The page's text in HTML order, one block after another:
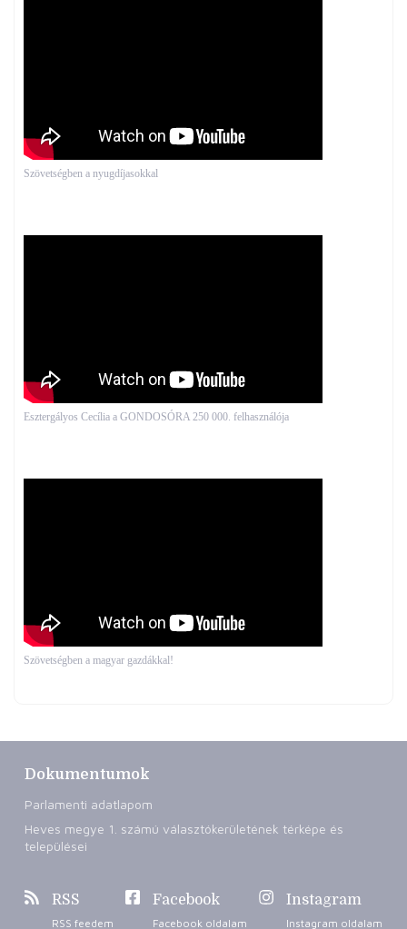
Szövetségben a nyugdíjasokkal
Esztergályos Cecília a GONDOSÓRA 250 000. felhasználója
Szövetségben a magyar gazdákkal!
Dokumentumok
Parlamenti adatlapom
Heves megye 1. számú választókerületének térképe és
települései
RSS
RSS feedem
Facebook
Facebook oldalam
Instagram
Instagram oldalam